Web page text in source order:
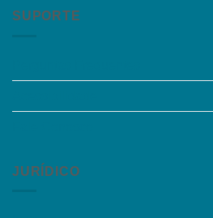
SUPORTE
JURÍDICO